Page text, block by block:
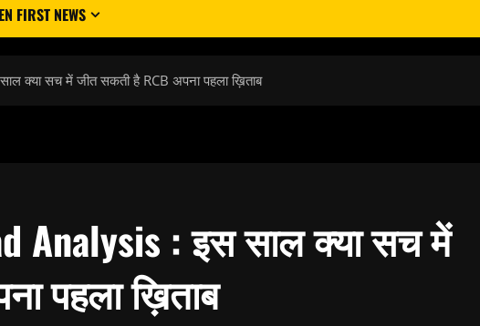
FIRST NEWS
क्या सच में जीत सकती है RCB अपना पहला ख़िताब
Analysis : इस साल क्या सच में
पहला ख़िताब